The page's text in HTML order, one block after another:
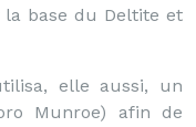
base du Deltite et
elle aussi, un
Munroe) afin de